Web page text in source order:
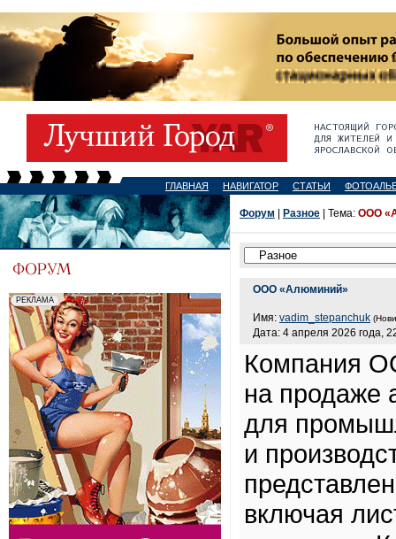
ГЛАВНАЯ НАВИГАТОР СТАТЬИ
Форум Разное | Тема: ООО
ООО «Алюминий»
Имя: vadim_stepanchuk
Дата: 4 апреля 2026 года,
Компания
на продаже
для
и
включая